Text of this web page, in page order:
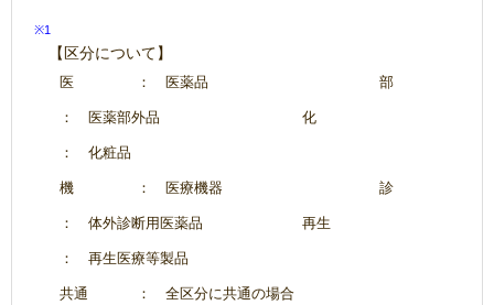
※1
【区分について】
医 ： 医薬品 部
： 医薬部外品 化
： 化粧品
機 ： 医療機器 診
： 体外診断用医薬品 再生
： 再生医療等製品
共通 ： 全区分に共通の場合